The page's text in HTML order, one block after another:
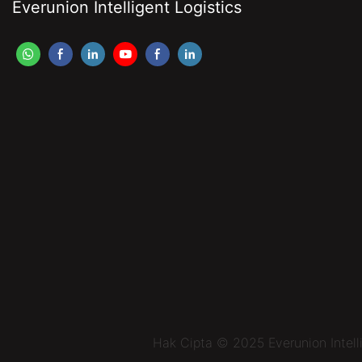
Everunion Intelligent Logistics
Hak Cipta © 2025 Everunion